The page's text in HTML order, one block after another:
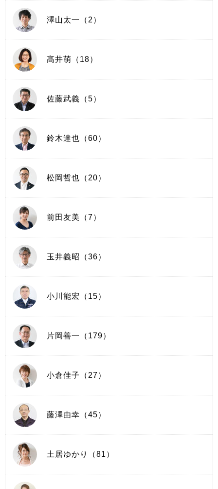
澤山太一（2）
髙井萌（18）
佐藤武義（5）
鈴木達也（60）
松岡哲也（20）
前田友美（7）
玉井義昭（36）
小川能宏（15）
片岡善一（179）
小倉佳子（27）
藤澤由幸（45）
土居ゆかり（81）